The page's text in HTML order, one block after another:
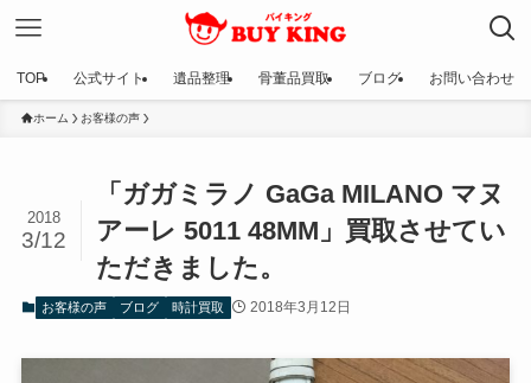
TOP 公式サイト 遺品整理 骨董品買取 ブログ お問い合わせ
ホーム お客様の声
「ガガミラノ GaGa MILANO マヌ
アーレ 5011 48MM」買取させてい
ただきました。
2018
3/12
お客様の声 ブログ 時計買取 2018年3月12日